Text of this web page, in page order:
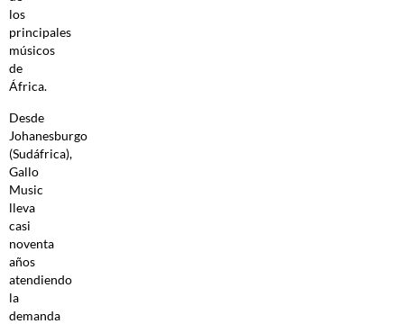
los
principales
músicos
de
África.
Desde
Johanesburgo
(Sudáfrica),
Gallo
Music
lleva
casi
noventa
años
atendiendo
la
demanda